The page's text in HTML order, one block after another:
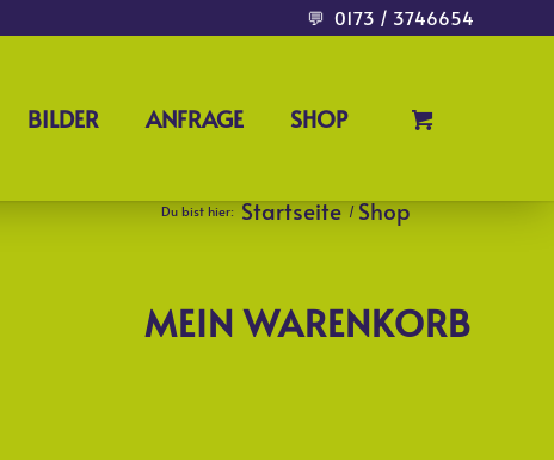
💬 0173 / 3746654
BILDER ANFRAGE SHOP
Du bist hier: Startseite / Shop
MEIN WARENKORB